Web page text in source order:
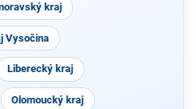
kraj
Vysočina
Liberecký kraj
Olomoucký kraj